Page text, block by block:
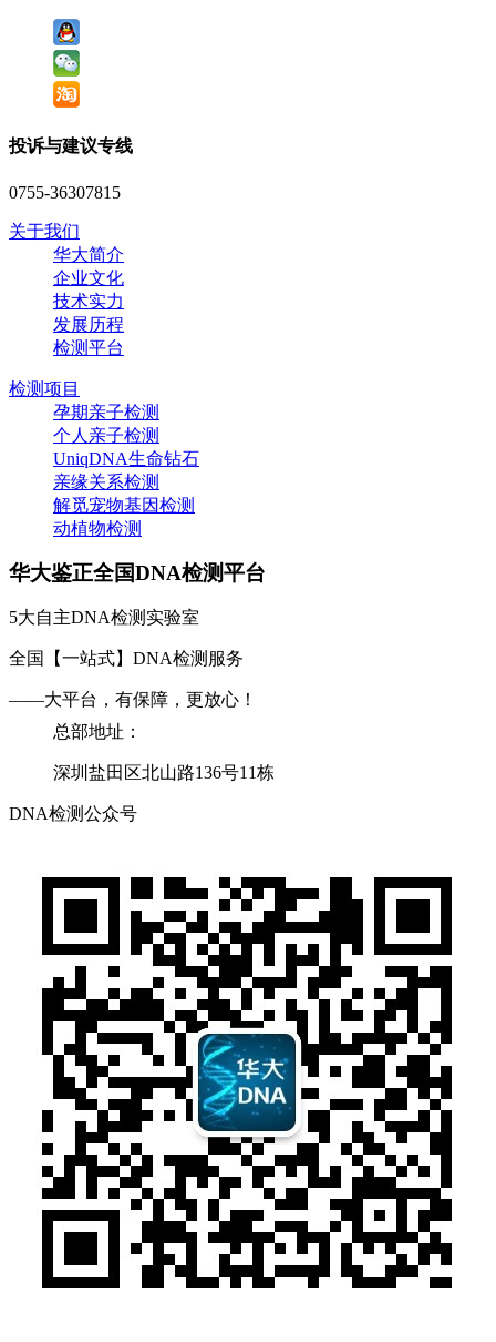
投诉与建议专线
0755-36307815
关于我们
华大简介
企业文化
技术实力
发展历程
检测平台
检测项目
孕期亲子检测
个人亲子检测
UniqDNA生命钻石
亲缘关系检测
解觅宠物基因检测
动植物检测
华大鉴正全国DNA检测平台
5大自主DNA检测实验室
全国【一站式】DNA检测服务
——大平台，有保障，更放心！
总部地址：
深圳盐田区北山路136号11栋
DNA检测公众号